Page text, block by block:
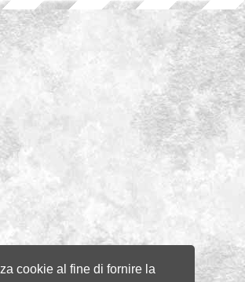
cookie al fine di fornire la